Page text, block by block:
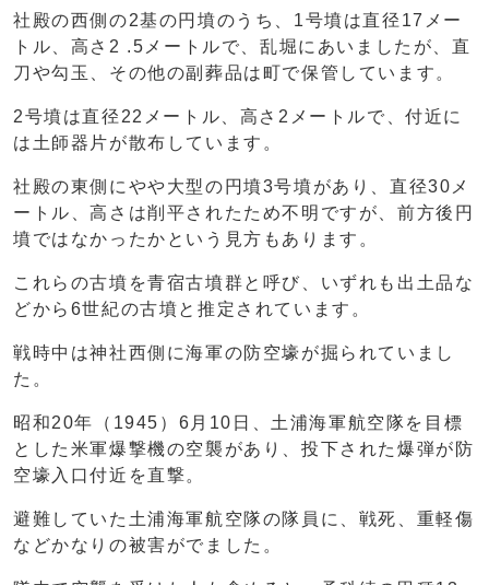
社殿の西側の2基の円墳のうち、1号墳は直径17メー
トル、高さ2 .5メートルで、乱堀にあいましたが、直
刀や勾玉、その他の副葬品は町で保管しています。
2号墳は直径22メートル、高さ2メートルで、付近に
は土師器片が散布しています。
社殿の東側にやや大型の円墳3号墳があり、直径30メ
ートル、高さは削平されたため不明ですが、前方後円
墳ではなかったかという見方もあります。
これらの古墳を青宿古墳群と呼び、いずれも出土品な
どから6世紀の古墳と推定されています。
戦時中は神社西側に海軍の防空壕が掘られていまし
た。
昭和20年（1945）6月10日、土浦海軍航空隊を目標
とした米軍爆撃機の空襲があり、投下された爆弾が防
空壕入口付近を直撃。
避難していた土浦海軍航空隊の隊員に、戦死、重軽傷
などかなりの被害がでました。